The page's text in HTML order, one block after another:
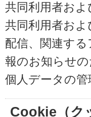
共同利用者お
共同利用者お
配信、関連す
報のお知らせ
個人データの
Cookie（ク